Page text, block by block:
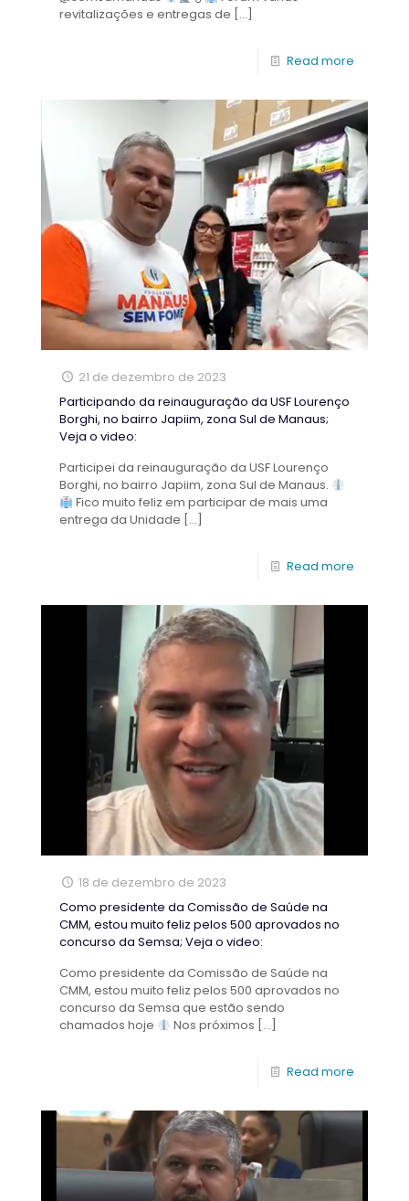
revitalizações e entregas de […]
Read more
21 de dezembro de 2023
Participando da reinauguração da USF Lourenço
Borghi, no bairro Japiim, zona Sul de Manaus;
Veja o video:
Participei da reinauguração da USF Lourenço
Borghi, no bairro Japiim, zona Sul de Manaus.
Fico muito feliz em participar de mais uma
entrega da Unidade […]
Read more
18 de dezembro de 2023
Como presidente da Comissão de Saúde na
CMM, estou muito feliz pelos 500 aprovados no
concurso da Semsa; Veja o video:
Como presidente da Comissão de Saúde na
CMM, estou muito feliz pelos 500 aprovados no
concurso da Semsa que estão sendo
chamados hoje
Nos próximos […]
Read more